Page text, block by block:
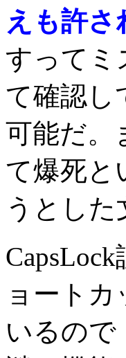
えも許さ
すってミ
て確認し
可能だ。
て爆死と
うとし
ョート
いるの